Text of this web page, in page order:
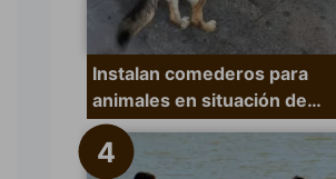
Instalan comederos para
animales en situación de…